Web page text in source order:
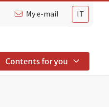
IT
My e-mail
Contents for you